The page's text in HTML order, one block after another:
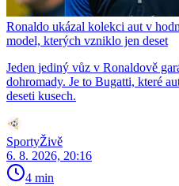
Ronaldo ukázal kolekci aut v
model, kterých vzniklo jen deset
Jeden jediný vůz v Ronaldově
dohromady. Je to Bugatti, které
deseti kusech.
SportyŽivě
6. 8. 2026, 20:16
4 min